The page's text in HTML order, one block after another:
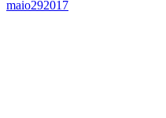
maio292017